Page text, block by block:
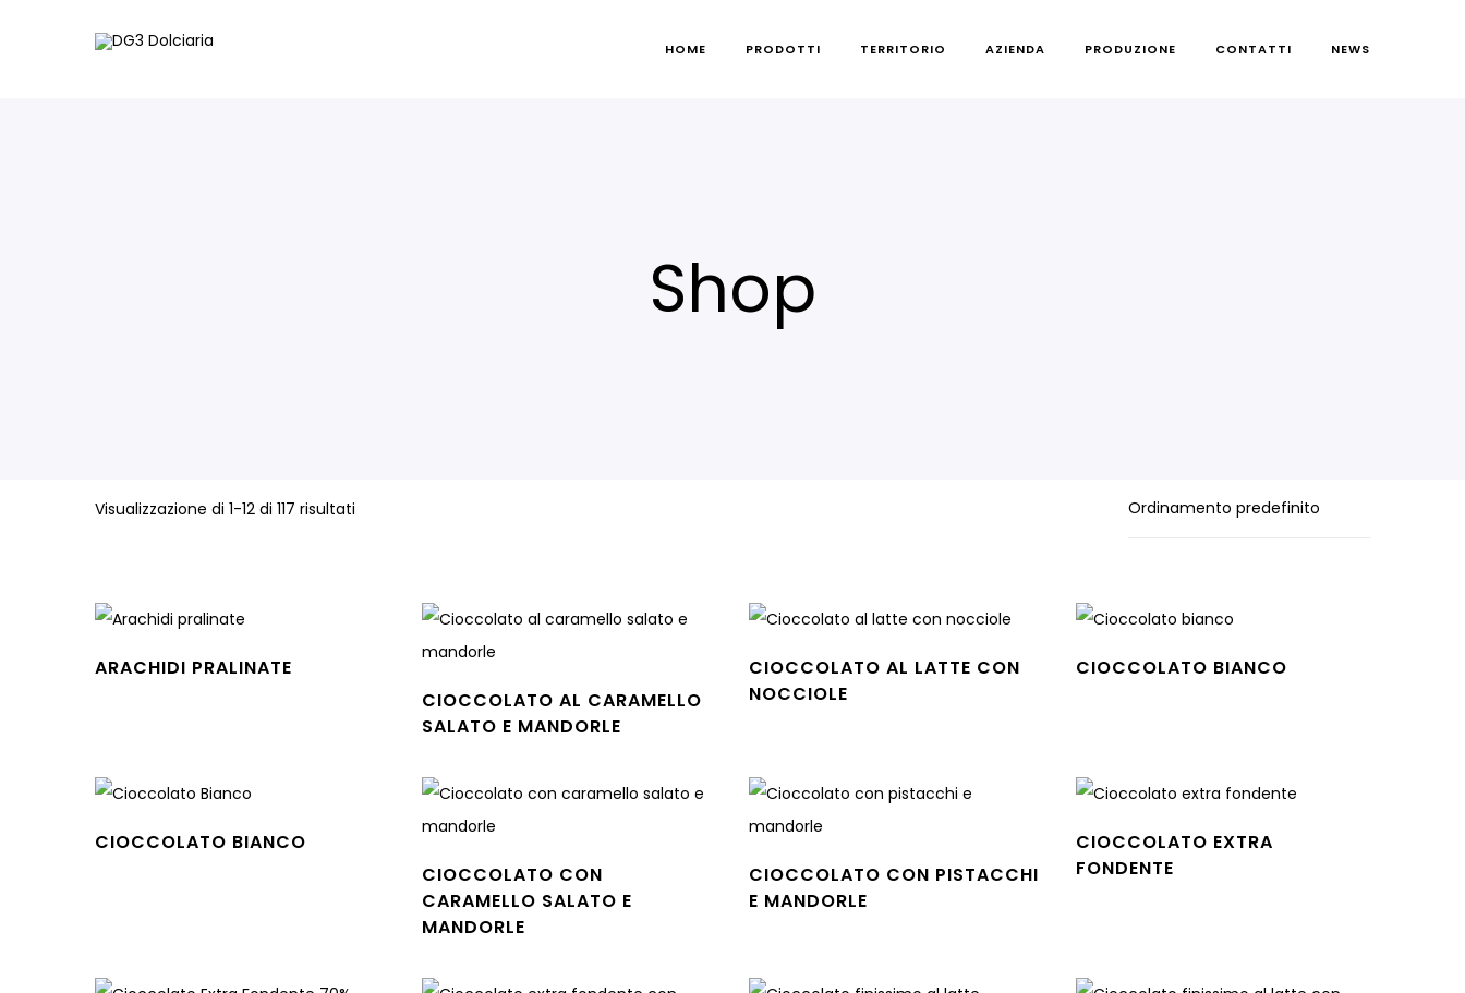
HOME PRODOTTI TERRITORIO AZIENDA PRODUZIONE CONTATTI NEWS
Shop
Visualizzazione di 1-12 di 117 risultati
ARACHIDI PRALINATE
CIOCCOLATO AL CARAMELLO
SALATO E MANDORLE
CIOCCOLATO AL LATTE CON
NOCCIOLE
CIOCCOLATO BIANCO
CIOCCOLATO BIANCO
CIOCCOLATO CON
CARAMELLO SALATO E
MANDORLE
CIOCCOLATO CON PISTACCHI
E MANDORLE
CIOCCOLATO EXTRA
FONDENTE